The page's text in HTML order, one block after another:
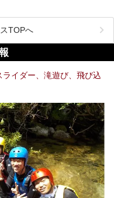
にある名所にも足を伸ばしたり
にあるおすすめの観光スポット
る際のモデルコースもご提案。
イドします！
TOPへ
イダー、滝遊び、飛び込